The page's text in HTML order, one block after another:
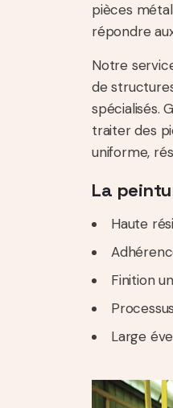
pièces
répondre
Notre
de
spécialisés.
traiter des
uniforme,
La
Haute
Finition
Large